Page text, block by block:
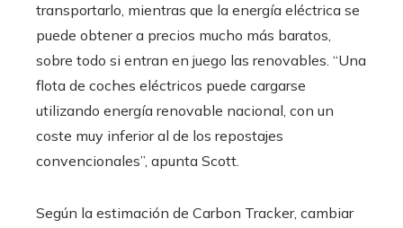
transportarlo, mientras que la energía eléctrica se
puede obtener a precios mucho más baratos,
sobre todo si entran en juego las renovables. “Una
flota de coches eléctricos puede cargarse
utilizando energía renovable nacional, con un
coste muy inferior al de los repostajes
convencionales”, apunta Scott.
Según la estimación de Carbon Tracker, cambiar